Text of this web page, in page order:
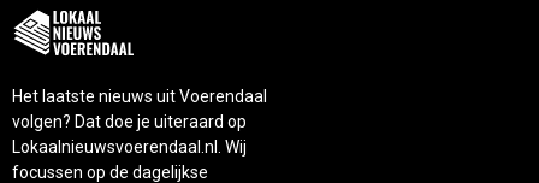
Het laatste nieuws uit Voerendaal
volgen? Dat doe je uiteraard op
Lokaalnieuwsvoerendaal.nl. Wij
focussen op de dagelijkse